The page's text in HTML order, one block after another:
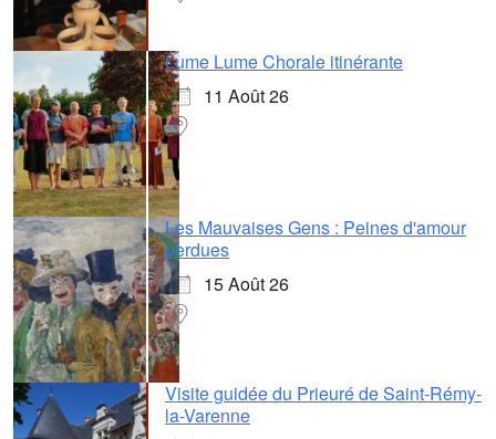
Lume Lume Chorale itinérante
11 Août 26
Les Mauvaises Gens : Peines d'amour
perdues
15 Août 26
Visite guidée du Prieuré de Saint-Rémy-
la-Varenne